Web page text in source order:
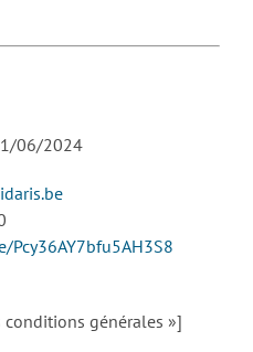
06/2024
générales »]